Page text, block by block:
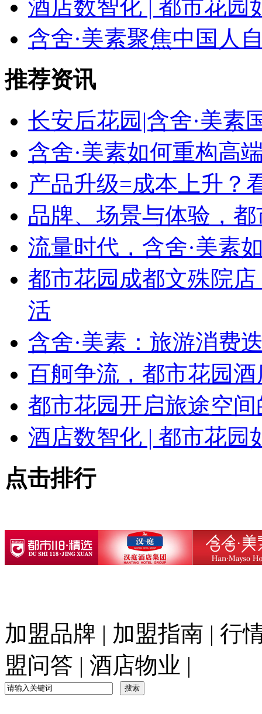
酒店数智化 | 都市花园
含舍·美素聚焦中国人
推荐资讯
长安后花园|含舍·美素
含舍·美素如何重构高
产品升级=成本上升？
品牌、场景与体验，
流量时代，含舍·美素
都市花园成都文殊院
活
含舍·美素：旅游消费
百舸争流，都市花园
都市花园开启旅途空间
酒店数智化 | 都市花园
点击排行
加盟品牌 | 加盟指南 | 行
盟问答 | 酒店物业 |